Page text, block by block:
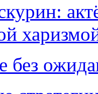
без